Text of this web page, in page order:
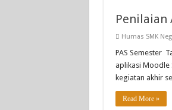
Penilaian
Humas SMK
PAS Semester
aplikasi Moodle
kegiatan akhir
Read More »